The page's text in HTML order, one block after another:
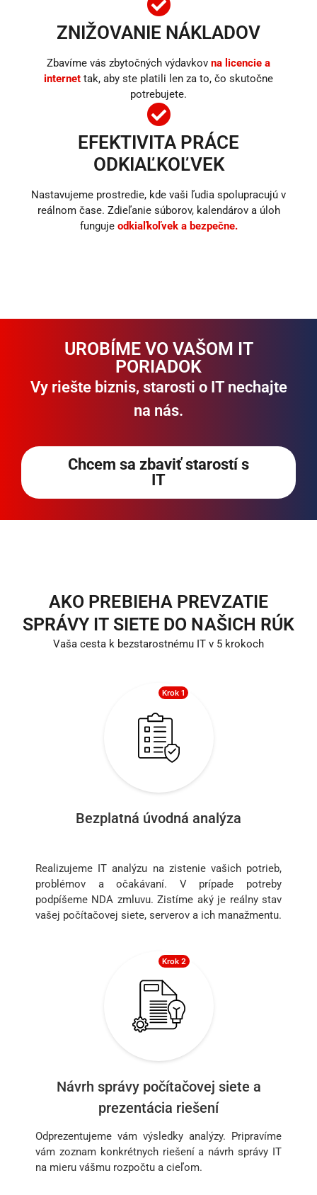
ZNIŽOVANIE NÁKLADOV
Zbavíme vás zbytočných výdavkov na licencie a
internet tak, aby ste platili len za to, čo skutočne
potrebujete.
EFEKTIVITA PRÁCE
ODKIAĽKOĽVEK
Nastavujeme prostredie, kde vaši ľudia spolupracujú v
reálnom čase. Zdieľanie súborov, kalendárov a úloh
funguje odkiaľkoľvek a bezpečne.
UROBÍME VO VAŠOM IT
PORIADOK
Vy riešte biznis, starosti o IT nechajte
na nás.
Chcem sa zbaviť starostí s
IT
AKO PREBIEHA PREVZATIE
SPRÁVY IT SIETE DO NAŠICH RÚK
Vaša cesta k bezstarostnému IT v 5 krokoch
Bezplatná úvodná analýza
Realizujeme IT analýzu na zistenie vašich potrieb,
problémov a očakávaní. V prípade potreby
podpíšeme NDA zmluvu. Zistíme aký je reálny stav
vašej počítačovej siete, serverov a ich manažmentu.
Krok 1
Návrh správy počítačovej siete a
prezentácia riešení
Odprezentujeme vám výsledky analýzy. Pripravíme
vám zoznam konkrétnych riešení a návrh správy IT
na mieru vášmu rozpočtu a cieľom.
Krok 2